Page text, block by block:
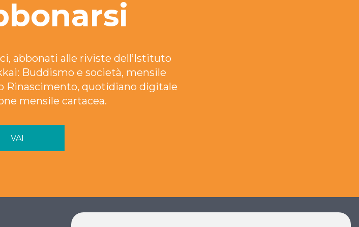
abbonati alle riviste dell’Istituto
Buddismo e società, mensile
Rinascimento, quotidiano digitale
mensile cartacea.
VAI